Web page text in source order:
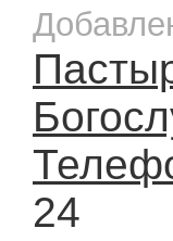
24